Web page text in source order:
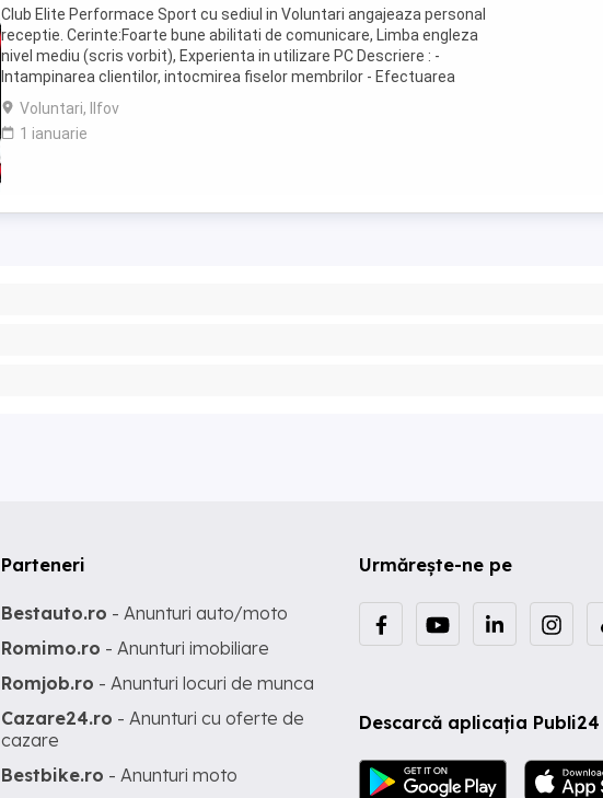
Club Elite Performace Sport cu sediul in Voluntari angajeaza personal
receptie. Cerinte:Foarte bune abilitati de comunicare, Limba engleza
nivel mediu (scris vorbit), Experienta in utilizare PC Descriere : -
Intampinarea clientilor, intocmirea fiselor membrilor - Efectuarea
operatiunilor check in - ...
Voluntari, Ilfov
1 ianuarie
Urmărește-ne pe
Descarcă aplicația Publi24
Parteneri
Bestauto.ro - Anunturi auto/moto
Romimo.ro - Anunturi imobiliare
Romjob.ro - Anunturi locuri de munca
Cazare24.ro - Anunturi cu oferte de
cazare
Bestbike.ro - Anunturi moto